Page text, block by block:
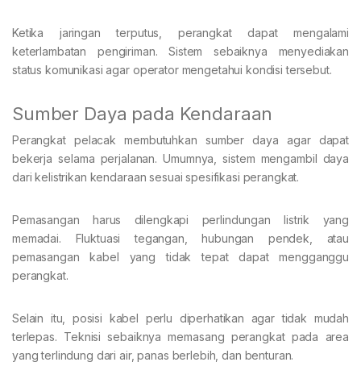
Ketika jaringan terputus, perangkat dapat mengalami
keterlambatan pengiriman. Sistem sebaiknya menyediakan
status komunikasi agar operator mengetahui kondisi tersebut.
Sumber Daya pada Kendaraan
Perangkat pelacak membutuhkan sumber daya agar dapat
bekerja selama perjalanan. Umumnya, sistem mengambil daya
dari kelistrikan kendaraan sesuai spesifikasi perangkat.
Pemasangan harus dilengkapi perlindungan listrik yang
memadai. Fluktuasi tegangan, hubungan pendek, atau
pemasangan kabel yang tidak tepat dapat mengganggu
perangkat.
Selain itu, posisi kabel perlu diperhatikan agar tidak mudah
terlepas. Teknisi sebaiknya memasang perangkat pada area
yang terlindung dari air, panas berlebih, dan benturan.